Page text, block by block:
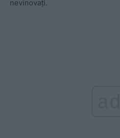
nevinovați.